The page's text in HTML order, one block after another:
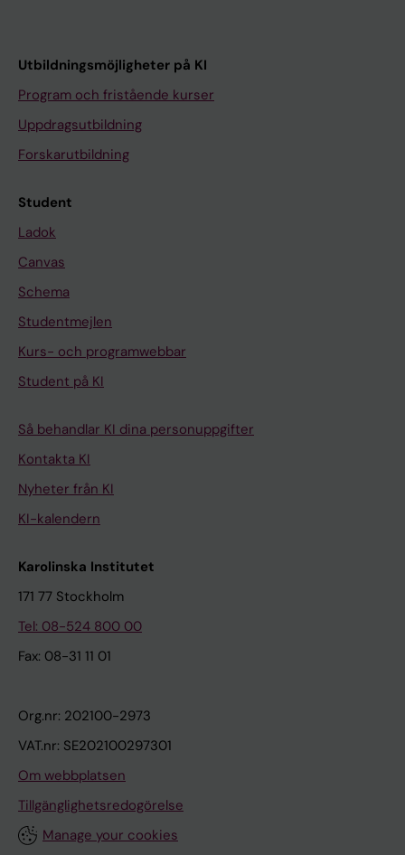
Utbildningsmöjligheter på KI
Program och fristående kurser
Uppdragsutbildning
Forskarutbildning
Student
Ladok
Canvas
Schema
Studentmejlen
Kurs- och programwebbar
Student på KI
Så behandlar KI dina personuppgifter
Kontakta KI
Nyheter från KI
KI-kalendern
Karolinska Institutet
171 77 Stockholm
Tel: 08-524 800 00
Fax: 08-31 11 01
Org.nr: 202100-2973
VAT.nr: SE202100297301
Om webbplatsen
Tillgänglighetsredogörelse
Manage your cookies